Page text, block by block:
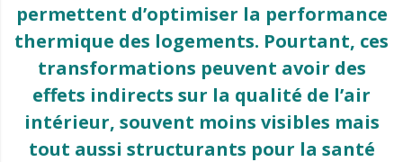
permettent d’optimiser la performance
thermique des logements. Pourtant, ces
transformations peuvent avoir des
effets indirects sur la qualité de l’air
intérieur, souvent moins visibles mais
tout aussi structurants pour la santé